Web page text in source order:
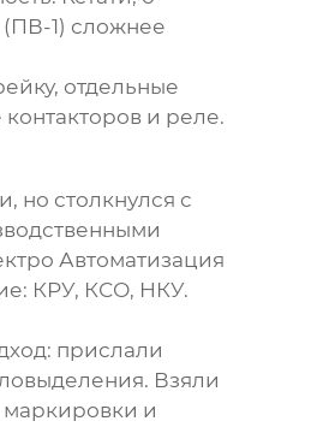
1) сложнее
отдельные
и реле.
но столкнулся с
Автоматизация
КРУ, КСО, НКУ.
прислали
Взяли
маркировки и